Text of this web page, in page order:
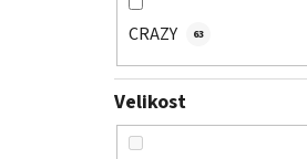
CRAZY 63
Velikost